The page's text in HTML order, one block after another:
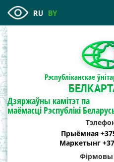
RU BY
Рэспубліканскае
Дзяржаўны камітэт па
маёмасці Рэспублікі
Прыёмная
Маркетынг
Фірмовы